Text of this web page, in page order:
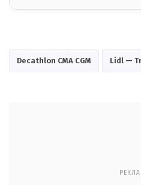
Decathlon CMA CGM Lidl —